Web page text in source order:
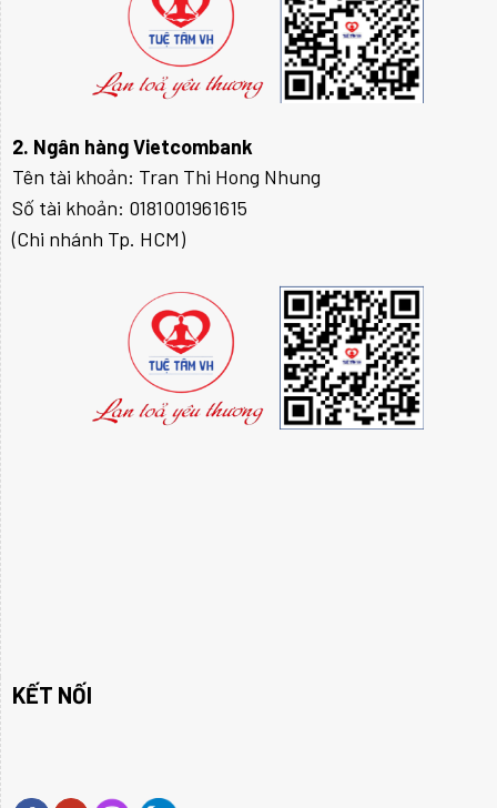
2. Ngân hàng Vietcombank
Tên tài khoản: Tran Thi Hong Nhung
Số tài khoản: 0181001961615
(Chi nhánh Tp. HCM)
KẾT NỐI